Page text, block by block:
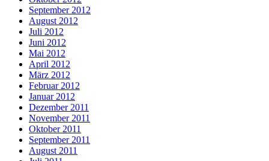
September 2012
August 2012
Juli 2012
Juni 2012
Mai 2012
April 2012
März 2012
Februar 2012
Januar 2012
Dezember 2011
November 2011
Oktober 2011
September 2011
August 2011